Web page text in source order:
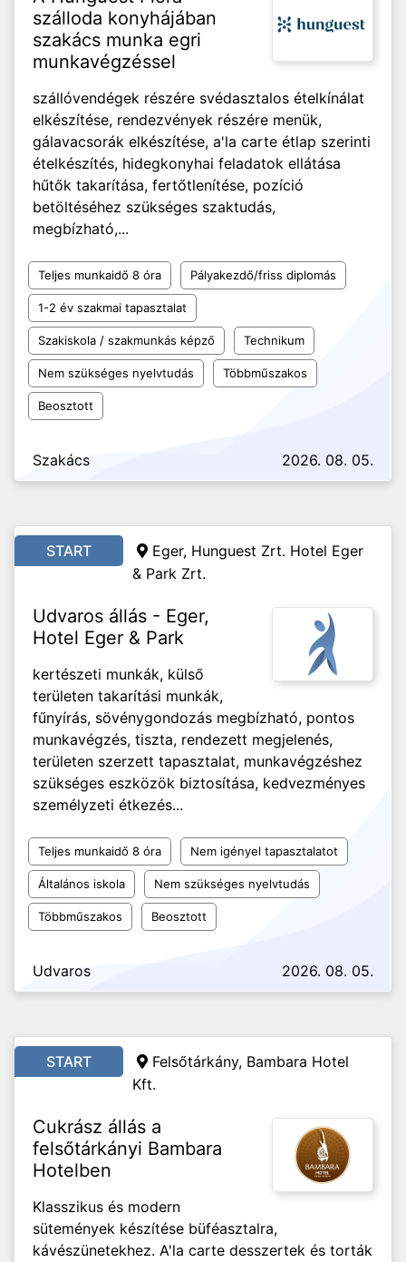
szálloda konyhájában
szakács munka egri
munkavégzéssel
szállóvendégek részére svédasztalos ételkínálat
elkészítése, rendezvények részére menük,
gálavacsorák elkészítése, a'la carte étlap szerinti
ételkészítés, hidegkonyhai feladatok ellátása
hűtők takarítása, fertőtlenítése, pozíció
betöltéséhez szükséges szaktudás,
megbízható,...
Teljes munkaidő 8 óra Pályakezdő/friss diplomás
1-2 év szakmai tapasztalat
Szakiskola / szakmunkás képző Technikum
Nem szükséges nyelvtudás Többműszakos
Beosztott
Szakács 2026. 08. 05.
START
Eger, Hunguest Zrt. Hotel Eger
& Park Zrt.
Udvaros állás - Eger,
Hotel Eger & Park
kertészeti munkák, külső
területen takarítási munkák,
fűnyírás, sövénygondozás megbízható, pontos
munkavégzés, tiszta, rendezett megjelenés,
területen szerzett tapasztalat, munkavégzéshez
szükséges eszközök biztosítása, kedvezményes
személyzeti étkezés...
Teljes munkaidő 8 óra Nem igényel tapasztalatot
Általános iskola Nem szükséges nyelvtudás
Többműszakos Beosztott
Udvaros 2026. 08. 05.
START
Felsőtárkány, Bambara Hotel
Kft.
Cukrász állás a
felsőtárkányi Bambara
Hotelben
Klasszikus és modern
sütemények készítése büféasztalra,
kávészünetekhez. A'la carte desszertek és torták